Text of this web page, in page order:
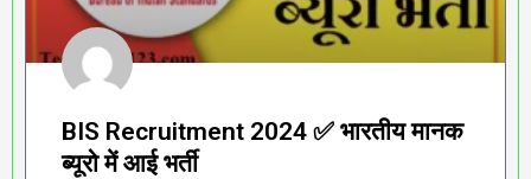
BIS Recruitment 2024 ✅ भारतीय मानक
ब्यूरो में आई भर्ती